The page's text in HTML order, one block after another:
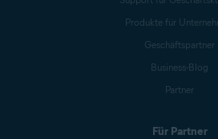
Produkte für
Geschäftspartner
Business-Blog
Partner
Für Partner